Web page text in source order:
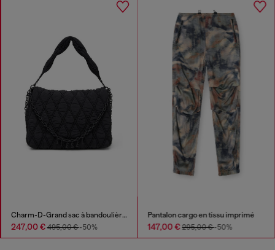
Charm-D-Grand sac à bandoulière en nylon délavé matelassé
247,00 €495,00 €-50%
Pantalon cargo en tissu imprimé
147,00 €295,00 €-50%